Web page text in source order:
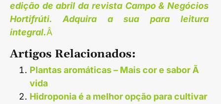
edição de abril da revista Campo & Negócios
Hortifrúti. Adquira a sua para leitura
integral.Â
Artigos Relacionados:
Plantas aromáticas – Mais cor e sabor Ã
vida
Hidroponia é a melhor opção para cultivar